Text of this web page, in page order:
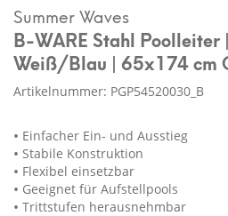
Summer Waves
B-WARE Stahl Poolleiter
Weiß/Blau | 65x174 cm
Artikelnummer: PGP54520030_B
Einfacher Ein- und Ausstieg
Stabile Konstruktion
Flexibel einsetzbar
Geeignet für Aufstellpools
Trittstufen herausnehmbar